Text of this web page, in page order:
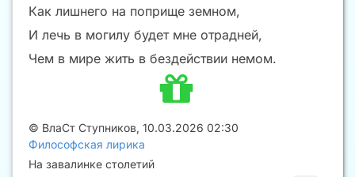
Как лишнего на поприще земном,
И лечь в могилу будет мне отрадней,
Чем в мире жить в бездействии немом.
© ВлаСт Ступников, 10.03.2026 02:30
Философская лирика
На завалинке столетий